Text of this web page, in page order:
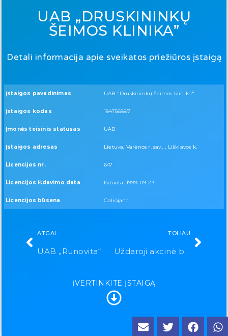
UAB „DRUSKININKŲ
ŠEIMOS KLINIKA”
Detali informacija apie sveikatos priežiūros įstaigą
Įstaigos pavadinimas UAB "Druskininkų šeimos klinika"
Įstaigos kodas 184756887
Įmonės teisinis statusas UAB
Įstaigos adresas Lietuva, Varėnos r. sav., , Liškiavos k.
Licencijos nr. 647
Licencijos išdavimo data Išduota: 1999-09-23
Licencijos būsena Galiojanti
ATGAL
UAB „Runovita“
TOLIAU
Uždaroji akcinė bendrovė „Dantuva“
ĮVERTINKITE ĮSTAIGĄ